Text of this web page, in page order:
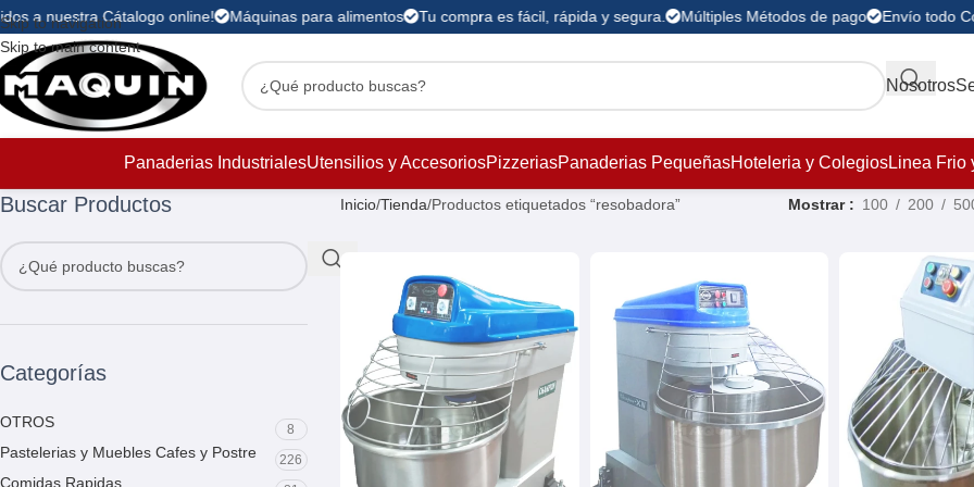
Skip to navigation
Skip to main content
a nuestra Cátalogo online! Máquinas para alimentos Tu compra es fácil, rápida y segura. Múltiples Métodos de pago Envío todo
Nosotros
Panaderias IndustrialesUtensilios y AccesoriosPizzeriasPanaderias PequeñasHoteleria y ColegiosLinea Frio
Buscar Productos
Categorías
OTROS 8
Pastelerias y Muebles Cafes y Postre 226
Comidas Rapidas
Inicio Tienda Productos etiquetados “resobadora” Mostrar 100 200